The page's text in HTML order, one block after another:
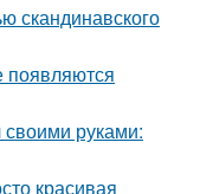
скандинавского
появляются
своими руками:
красивая